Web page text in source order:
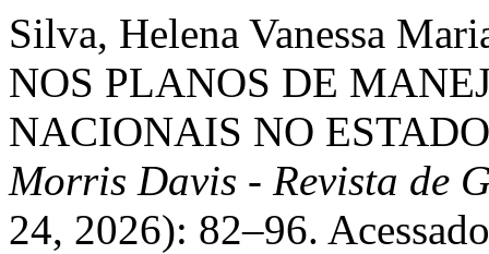
Silva, Helena Vanessa
NOS PLANOS DE
NACIONAIS NO
Morris Davis - Revista de
24, 2026): 82–96.